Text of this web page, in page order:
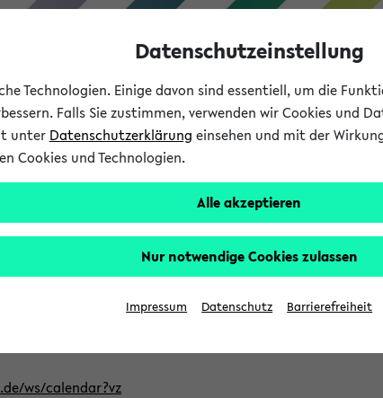
Studium
Semester im
welches Sie für Ihre Sitzung auswählen möchten.
ws/calendar?vz
Datenschutzeinstellung
Technologien. Einige davon sind essentiell, um die
Falls Sie zustimmen, verwenden wir Cookies und
unter Datenschutzerklärung einsehen und mit der
Cookies und Technologien.
Alle akzeptieren
Nur notwendige Cookies zulassen
Impressum Datenschutz Barrierefreiheit